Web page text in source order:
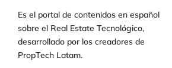
Es el portal de contenidos en español
sobre el Real Estate Tecnológico,
desarrollado por los creadores de
PropTech Latam.